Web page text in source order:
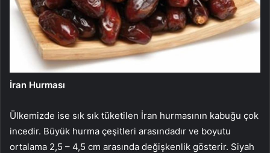
İran Hurması
Ülkemizde ise sık sık tüketilen İran hurmasının kabuğu çok
incedir. Büyük hurma çeşitleri arasındadır ve boyutu
ortalama 2,5 – 4,5 cm arasında değişkenlik gösterir. Siyah